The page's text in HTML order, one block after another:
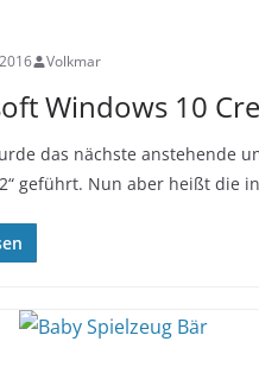
Volkmar
Windows 10
das nächste anstehende
geführt. Nun aber heißt die in